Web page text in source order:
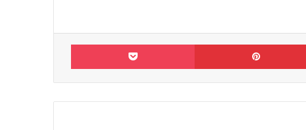
‫پین‌ترست پاکت